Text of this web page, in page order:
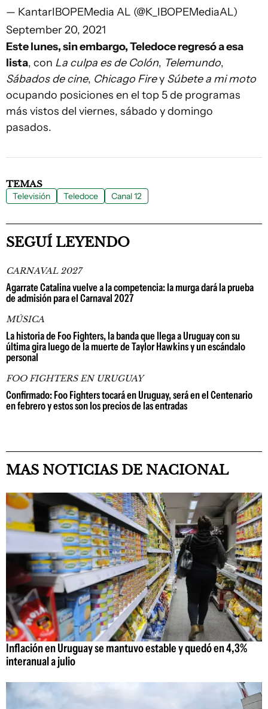
— KantarIBOPEMedia AL (@K_IBOPEMediaAL)
September 20, 2021
Este lunes, sin embargo, Teledoce regresó a esa
lista, con La culpa es de Colón, Telemundo,
Sábados de cine, Chicago Firey Súbete a mi moto
ocupando posiciones en el top 5 de programas
más vistos del viernes, sábado y domingo
pasados.
TEMAS
Televisión Teledoce Canal 12
SEGUÍ LEYENDO
CARNAVAL 2027
Agarrate Catalina vuelve a la competencia: la murga dará la prueba
de admisión para el Carnaval 2027
MÚSICA
La historia de Foo Fighters, la banda que llega a Uruguay con su
última gira luego de la muerte de Taylor Hawkins y un escándalo
personal
FOO FIGHTERS EN URUGUAY
Confirmado: Foo Fighters tocará en Uruguay, será en el Centenario
en febrero y estos son los precios de las entradas
MAS NOTICIAS DE NACIONAL
Inflación en Uruguay se mantuvo estable y quedó en 4,3%
interanual a julio